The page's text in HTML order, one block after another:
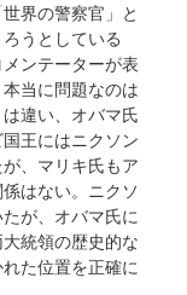
界の警察官」と
うとしている
ンテーターが表
当に問題なのは
違い、オバマ氏
王にはニクソン
、マリキ氏もア
はない。ニクソ
が、オバマ氏に
統領の歴史的な
た位置を正確に